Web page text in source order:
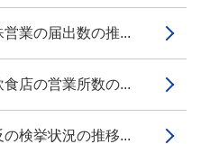
業の届出数の推...
店の営業所数の...
検挙状況の推移...